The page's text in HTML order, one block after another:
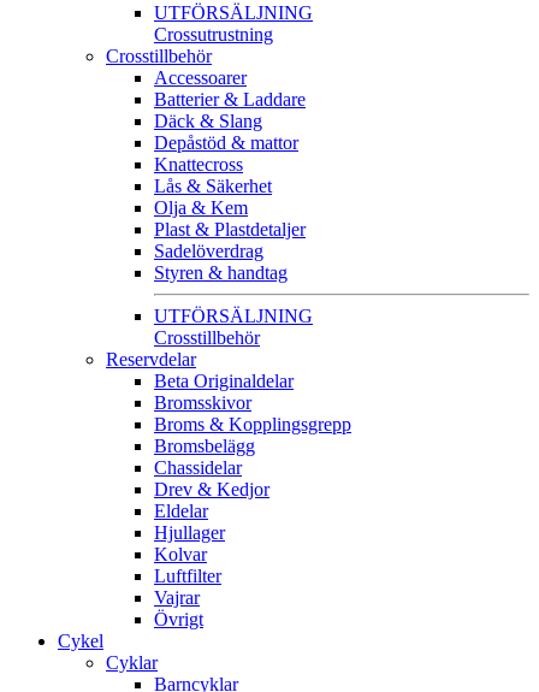
UTFÖRSÄLJNING
Crossutrustning
Crosstillbehör
Accessoarer
Batterier & Laddare
Däck & Slang
Depåstöd & mattor
Knattecross
Lås & Säkerhet
Olja & Kem
Plast & Plastdetaljer
Sadelöverdrag
Styren & handtag
UTFÖRSÄLJNING
Crosstillbehör
Reservdelar
Beta Originaldelar
Bromsskivor
Broms & Kopplingsgrepp
Bromsbelägg
Chassidelar
Drev & Kedjor
Eldelar
Hjullager
Kolvar
Luftfilter
Vajrar
Övrigt
Cykel
Cyklar
Barncyklar